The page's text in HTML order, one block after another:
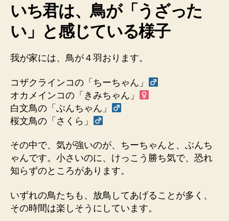
ク
ラ
イ
コ
ち
ー
ち
ゃ
ん
あ
ま
り
く
思
いち君は、鳥が「うざった
い」と感じている様子
我が家には、鳥が４羽おります。
コザクラインコの「ちーちゃん」
オカメインコの「きみちゃん」
白文鳥の「ぶんちゃん」
桜文鳥の「さくら」
その中で、気が強いのが、ちーちゃんと、ぶんち
ゃんです。小さいのに、けっこう勝ち気で、恐れ
知らずのところがあります。
いずれの鳥たちも、放鳥してあげることが多く、
その時間は楽しそうにしています。